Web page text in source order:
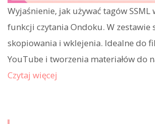
Wyjaśnienie, jak używać tagów SSML
funkcji czytania Ondoku. W zestawie
skopiowania i wklejenia. Idealne do
YouTube i tworzenia materiałów do
Czytaj więcej